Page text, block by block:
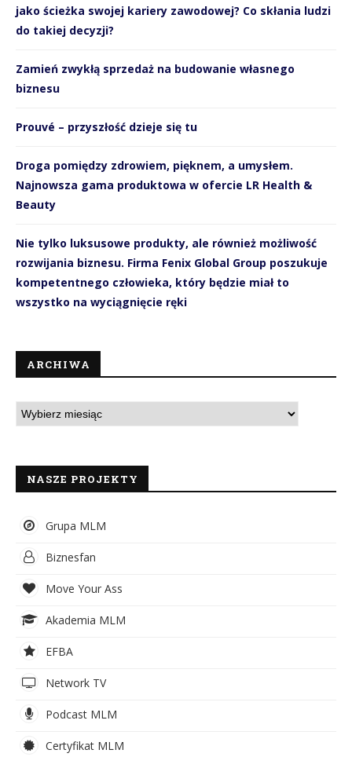
jako ścieżka swojej kariery zawodowej? Co skłania ludzi
do takiej decyzji?
Zamień zwykłą sprzedaż na budowanie własnego
biznesu
Prouvé – przyszłość dzieje się tu
Droga pomiędzy zdrowiem, pięknem, a umysłem.
Najnowsza gama produktowa w ofercie LR Health &
Beauty
Nie tylko luksusowe produkty, ale również możliwość
rozwijania biznesu. Firma Fenix Global Group poszukuje
kompetentnego człowieka, który będzie miał to
wszystko na wyciągnięcie ręki
ARCHIWA
NASZE PROJEKTY
Grupa MLM
Biznesfan
Move Your Ass
Akademia MLM
EFBA
Network TV
Podcast MLM
Certyfikat MLM